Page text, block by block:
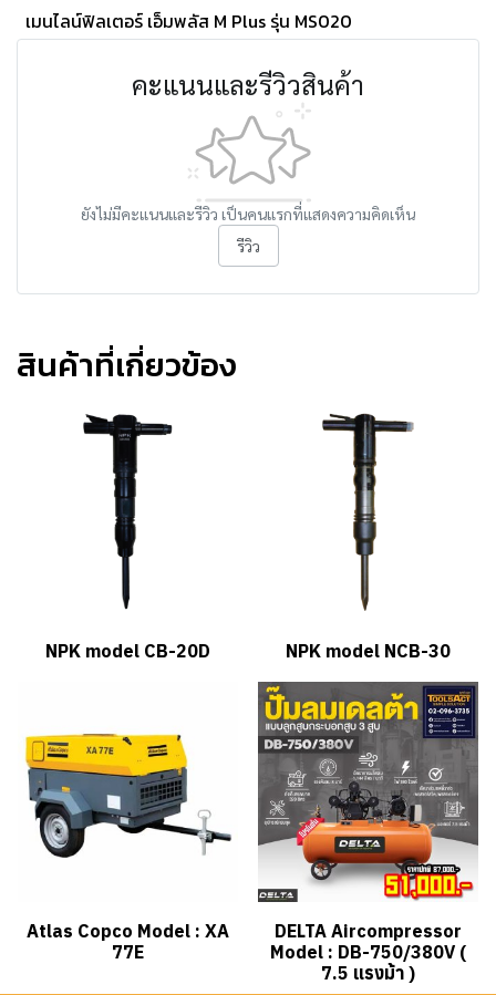
เมนไลน์ฟิลเตอร์ เอ็มพลัส M Plus รุ่น MS020
คะแนนและรีวิวสินค้า
ยังไม่มีคะแนนและรีวิว เป็นคนแรกที่แสดงความคิดเห็น
รีวิว
สินค้าที่เกี่ยวข้อง
NPK model CB-20D NPK model NCB-30
Atlas Copco Model : XA
77E
DELTA Aircompressor
Model : DB-750/380V (
7.5 แรงม้า )